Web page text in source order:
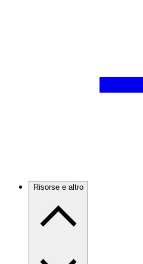
Risorse e altro